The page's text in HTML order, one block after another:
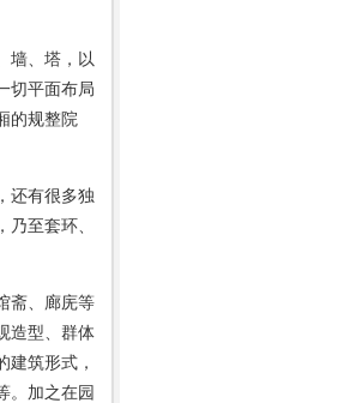
墙、塔，以
切平面布局
的规整院
还有很多独
至套环、
斋、廊庑等
造型、群体
筑形式，
。加之在园